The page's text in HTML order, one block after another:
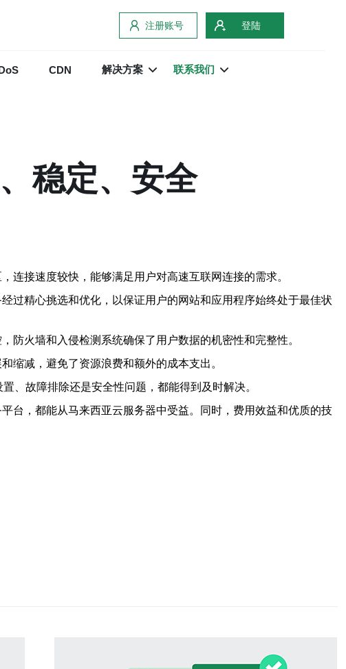
注册账号 登陆
CDN 解决方案 联系我们
稳定、安全
连接速度较快，能够满足用户对高速互联网连接的需求。
过精心挑选和优化，以保证用户的网站和应用程序始终处于最佳状
防火墙和入侵检测系统确保了用户数据的机密性和完整性。
缩减，避免了资源浪费和额外的成本支出。
、故障排除还是安全性问题，都能得到及时解决。
台，都能从马来西亚云服务器中受益。同时，费用效益和优质的技